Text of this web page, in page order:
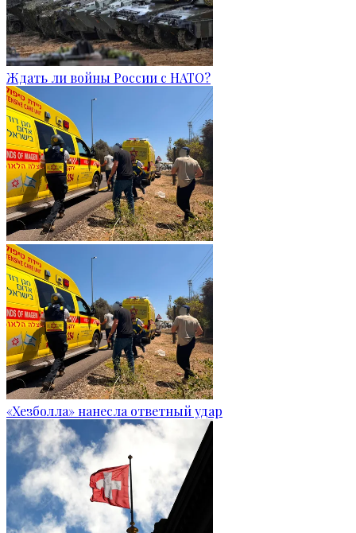
Ждать ли войны России с НАТО?
«Хезболла» нанесла ответный удар